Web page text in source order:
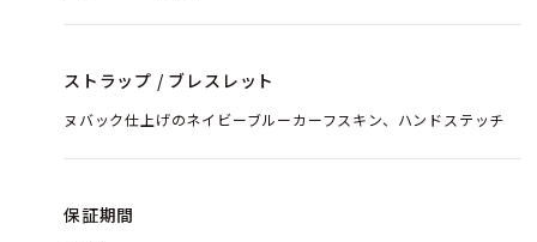
ストラップ / ブレスレット
ヌバック仕上げのネイビーブルーカーフスキン、ハンドステッチ
保証期間